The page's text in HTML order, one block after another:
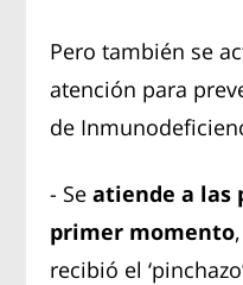
Pero también se
atención para
de
- Seatiende a las
primer momento
recibió el